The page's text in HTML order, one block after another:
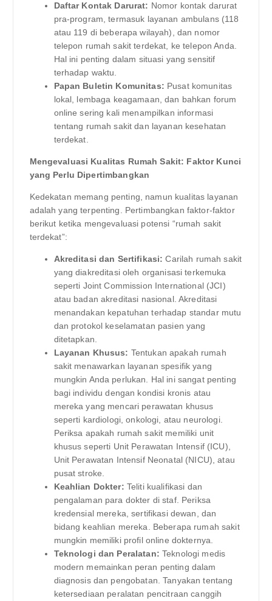
Daftar Kontak Darurat: Nomor kontak darurat
pra-program, termasuk layanan ambulans (118
atau 119 di beberapa wilayah), dan nomor
telepon rumah sakit terdekat, ke telepon Anda.
Hal ini penting dalam situasi yang sensitif
terhadap waktu.
Papan Buletin Komunitas: Pusat komunitas
lokal, lembaga keagamaan, dan bahkan forum
online sering kali menampilkan informasi
tentang rumah sakit dan layanan kesehatan
terdekat.
Mengevaluasi Kualitas Rumah Sakit: Faktor Kunci
yang Perlu Dipertimbangkan
Kedekatan memang penting, namun kualitas layanan
adalah yang terpenting. Pertimbangkan faktor-faktor
berikut ketika mengevaluasi potensi “rumah sakit
terdekat”:
Akreditasi dan Sertifikasi: Carilah rumah sakit
yang diakreditasi oleh organisasi terkemuka
seperti Joint Commission International (JCI)
atau badan akreditasi nasional. Akreditasi
menandakan kepatuhan terhadap standar mutu
dan protokol keselamatan pasien yang
ditetapkan.
Layanan Khusus: Tentukan apakah rumah
sakit menawarkan layanan spesifik yang
mungkin Anda perlukan. Hal ini sangat penting
bagi individu dengan kondisi kronis atau
mereka yang mencari perawatan khusus
seperti kardiologi, onkologi, atau neurologi.
Periksa apakah rumah sakit memiliki unit
khusus seperti Unit Perawatan Intensif (ICU),
Unit Perawatan Intensif Neonatal (NICU), atau
pusat stroke.
Keahlian Dokter: Teliti kualifikasi dan
pengalaman para dokter di staf. Periksa
kredensial mereka, sertifikasi dewan, dan
bidang keahlian mereka. Beberapa rumah sakit
mungkin memiliki profil online dokternya.
Teknologi dan Peralatan: Teknologi medis
modern memainkan peran penting dalam
diagnosis dan pengobatan. Tanyakan tentang
ketersediaan peralatan pencitraan canggih